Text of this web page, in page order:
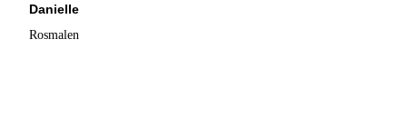
Danielle
Rosmalen